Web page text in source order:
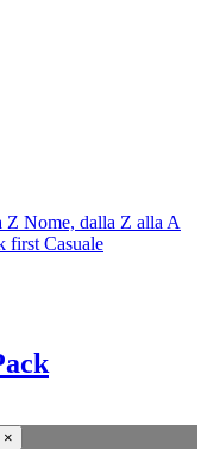
Z Nome, dalla Z alla A
first Casuale
×